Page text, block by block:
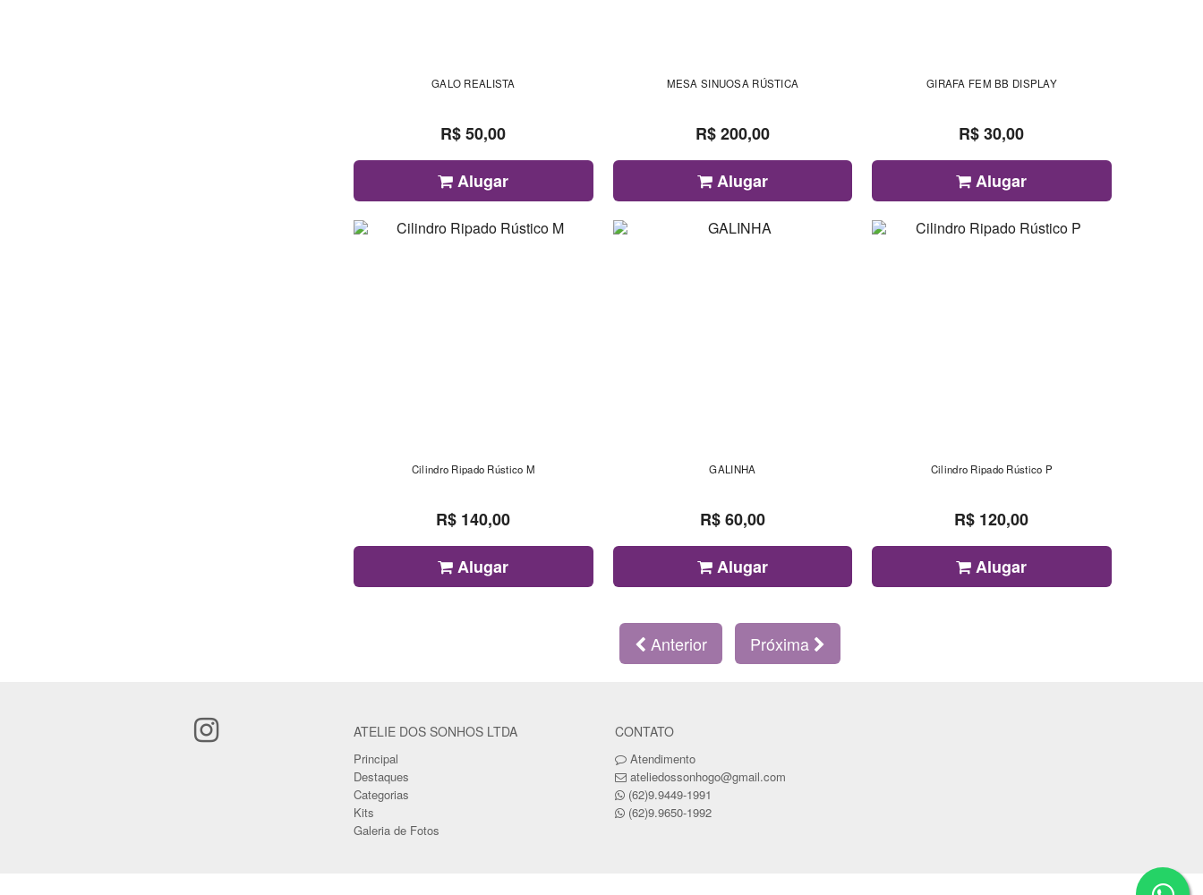
GALO REALISTA
R$ 50,00
Alugar
MESA SINUOSA RÚSTICA
R$ 200,00
Alugar
GIRAFA FEM BB DISPLAY
R$ 30,00
Alugar
Cilindro Ripado Rústico M
R$ 140,00
Alugar
GALINHA
R$ 60,00
Alugar
Cilindro Ripado Rústico P
R$ 120,00
Alugar
Anterior Próxima
ATELIE DOS SONHOS LTDA
Principal
Destaques
Categorias
Kits
Galeria de Fotos
CONTATO
Atendimento
ateliedossonhogo@gmail.com
(62)9.9449-1991
(62)9.9650-1992